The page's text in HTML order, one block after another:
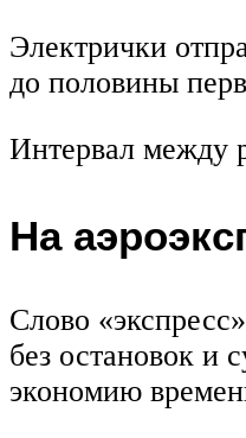
Электрички
до половины
Интервал между
На
Слово
без остановок и
экономию